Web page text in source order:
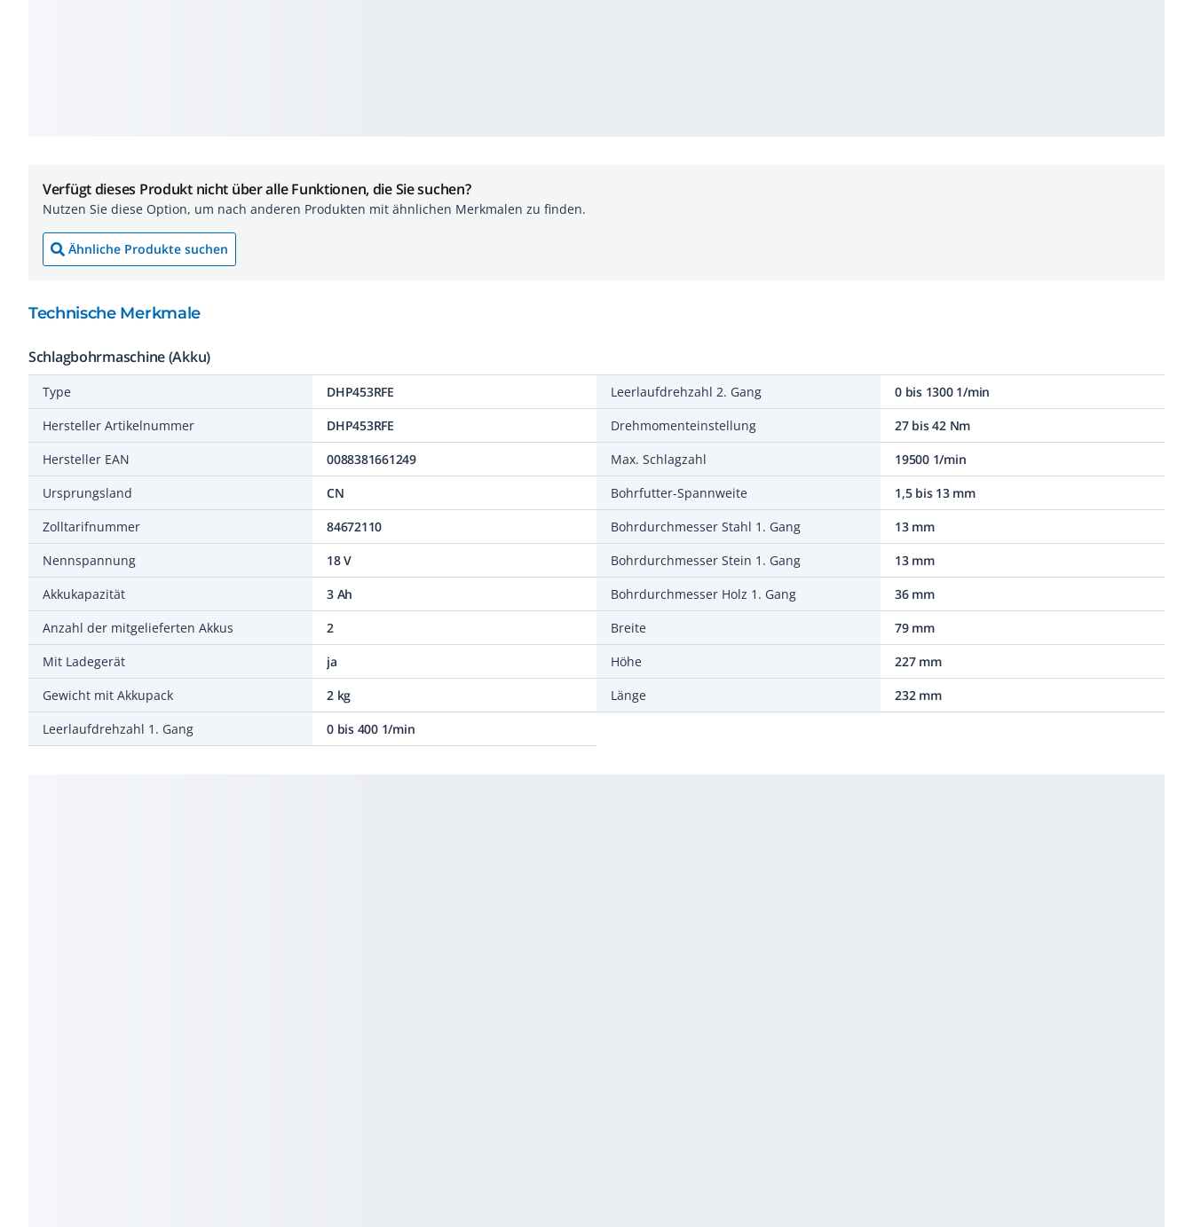
Verfügt dieses Produkt nicht über alle Funktionen, die Sie suchen?
Nutzen Sie diese Option, um nach anderen Produkten mit ähnlichen Merkmalen zu finden.
Ähnliche Produkte suchen
Technische Merkmale
Schlagbohrmaschine (Akku)
Type
DHP453RFE
Hersteller Artikelnummer
DHP453RFE
Hersteller EAN
0088381661249
Ursprungsland
CN
Zolltarifnummer
84672110
Nennspannung
18 V
Akkukapazität
3 Ah
Anzahl der mitgelieferten Akkus
2
Mit Ladegerät
ja
Gewicht mit Akkupack
2 kg
Leerlaufdrehzahl 1. Gang
0 bis 400 1/min
Leerlaufdrehzahl 2. Gang
0 bis 1300 1/min
Drehmomenteinstellung
27 bis 42 Nm
Max. Schlagzahl
19500 1/min
Bohrfutter-Spannweite
1,5 bis 13 mm
Bohrdurchmesser Stahl 1. Gang
13 mm
Bohrdurchmesser Stein 1. Gang
13 mm
Bohrdurchmesser Holz 1. Gang
36 mm
Breite
79 mm
Höhe
227 mm
Länge
232 mm